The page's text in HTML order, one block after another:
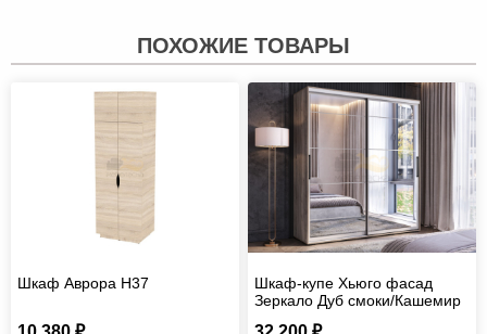
ПОХОЖИЕ ТОВАРЫ
Шкаф Аврора H37
Шкаф-купе Хьюго фасад
Зеркало Дуб смоки/Кашемир